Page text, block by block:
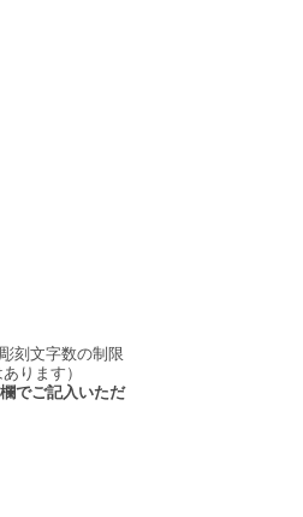
刻文字数の制限
ります）
でご記入いただ